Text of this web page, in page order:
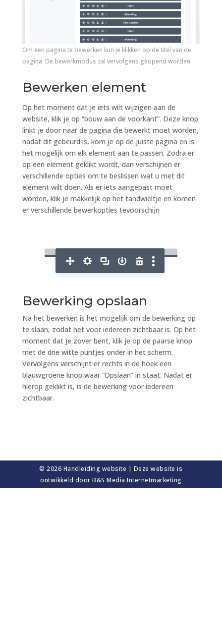
Om een pagina te bewerken kun je klikken op de titel van de
pagina. De bewerkmodus zal vervolgens geopend worden.
Bewerken element
Op het moment dat je iets wilt wijzigen aan de
website, klik je op “bouw aan de voorkant”. Deze knop
linkt je door naar de pagina die bewerkt moet worden,
nadat dit gebeurd is, kom je op de juiste pagina en is
het mogelijk om elk element aan te passen. Zodra er
op een element geklikt wordt, dan verschijnen er
verschillende opties om te beslissen wat u met dit
element wilt doen. Als er iets aangepast moet
worden, klik je makkelijk op het tandwieltje en komen
er verschillende bewerkopties tevoorschijn
Bewerking opslaan
Na het bewerken is het mogelijk om de bewerking op
te slaan, zodat het voor iedereen zichtbaar is. Op het
moment dat je zover bent, klik je op de paarse knop
met de drie witte puntjes onder in het scherm.
Vervolgens verschijnt er rechts in de hoek een
blauwgroene knop waar “Opslaan” in staat. Nadat er
hierop geklikt is, is de bewerking voor iedereen
zichtbaar.
© 2026 Handleiding website | Deze website is
ontwikkeld doorB&S Media Internetmarketing